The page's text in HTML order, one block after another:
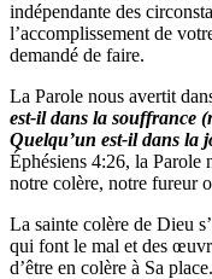
indépendante des
l’accomplissement de
demandé de faire.
La Parole nous avertit
est-il dans la souffrance
Quelqu’un est-il dans la
Éphésiens 4:26, la Parole
notre colère, notre fureur
La sainte colère de Dieu
qui font le mal et des
d’être en colère à Sa place.